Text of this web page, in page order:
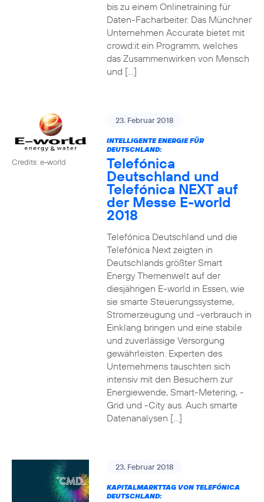
bis zu einem Onlinetraining für
Daten-Facharbeiter. Das Münchner
Unternehmen Accurate bietet mit
crowd:it ein Programm, welches
das Zusammenwirken von Mensch
und […]
Credits: e-world
23. Februar 2018
INTELLIGENTE ENERGIE FÜR
DEUTSCHLAND:
Telefónica
Deutschland und
Telefónica NEXT auf
der Messe E-world
2018
Telefónica Deutschland und die
Telefónica Next zeigten in
Deutschlands größter Smart
Energy Themenwelt auf der
diesjährigen E-world in Essen, wie
sie smarte Steuerungssysteme,
Stromerzeugung und -verbrauch in
Einklang bringen und eine stabile
und zuverlässige Versorgung
gewährleisten. Experten des
Unternehmens tauschten sich
intensiv mit den Besuchern zur
Energiewende, Smart-Metering, -
Grid und -City aus. Auch smarte
Datenanalysen […]
23. Februar 2018
KAPITALMARKTTAG VON TELEFÓNICA
DEUTSCHLAND: